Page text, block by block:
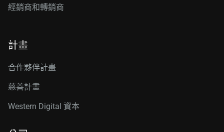
經銷商和轉銷商
計畫
合作夥伴計畫
慈善計畫
Western Digital 資本